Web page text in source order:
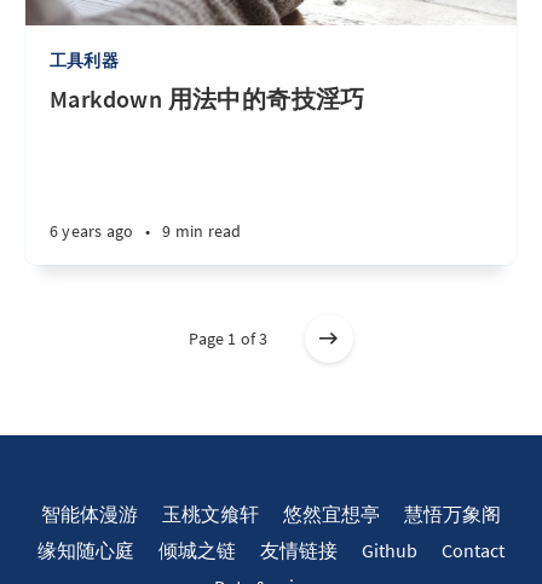
工具利器
Markdown 用法中的奇技淫巧
6 years ago • 9 min read
Page 1 of 3
智能体漫游 玉桃文飨轩 悠然宜想亭
慧悟万象阁
缘知随心庭
倾城之链 友情链接 Github
Contact